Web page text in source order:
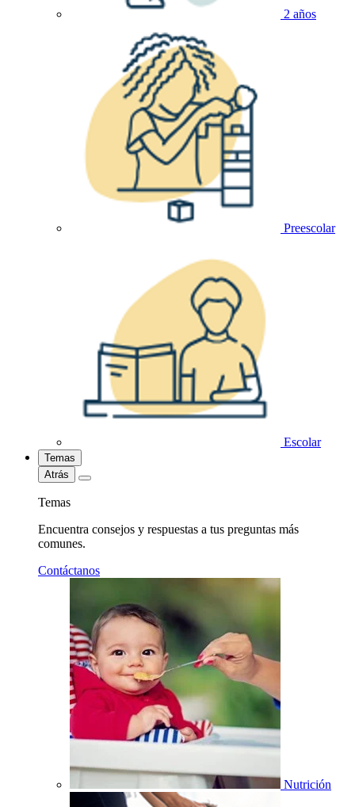
2 años
Preescolar
Escolar
Temas
Atrás
Temas
Encuentra consejos y respuestas a tus preguntas más
comunes.
Contáctanos
Nutrición